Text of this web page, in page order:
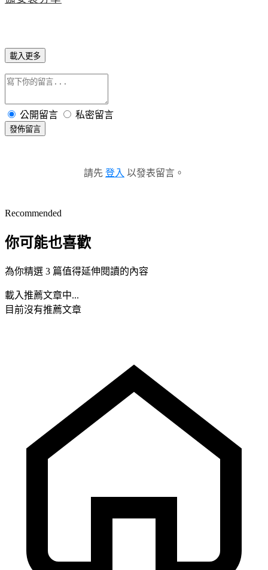
載入更多
公開留言 私密留言
發佈留言
請先 登入 以發表留言。
Recommended
你可能也喜歡
為你精選 3 篇值得延伸閱讀的內容
載入推薦文章中...
目前沒有推薦文章